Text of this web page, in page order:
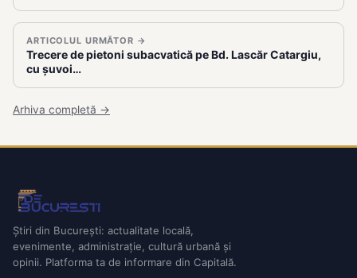
ARTICOLUL URMĂTOR →
Trecere de pietoni subacvatică pe Bd. Lascăr Catargiu,
cu șuvoi…
Arhiva completă →
Știri din București: actualitate locală,
evenimente, administrație, cultură urbană și
opinii. Platforma ta de informare din Capitală.